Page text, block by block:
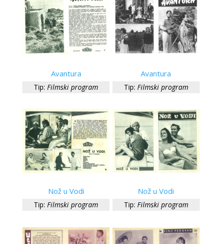
Avantura
Tip: Filmski program
Avantura
Tip: Filmski program
Nož u Vodi
Tip: Filmski program
Nož u Vodi
Tip: Filmski program